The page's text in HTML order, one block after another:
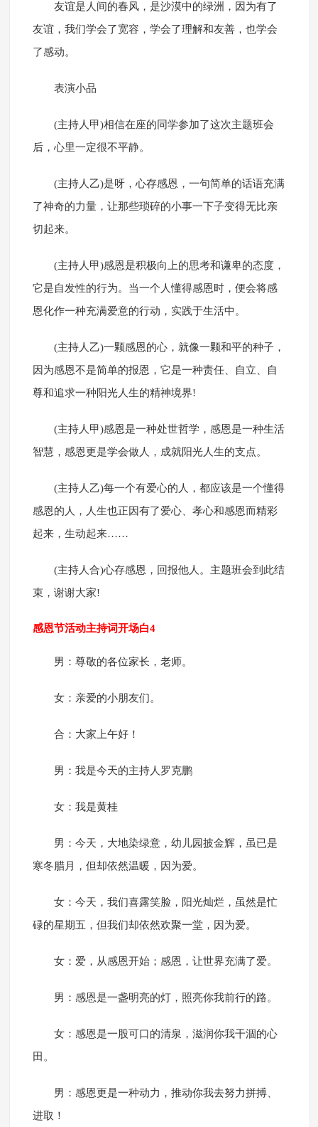
友谊是人间的春风，是沙漠中的绿洲，因为有了
友谊，我们学会了宽容，学会了理解和友善，也学会
了感动。
表演小品
(主持人甲)相信在座的同学参加了这次主题班会
后，心里一定很不平静。
(主持人乙)是呀，心存感恩，一句简单的话语充满
了神奇的力量，让那些琐碎的小事一下子变得无比亲
切起来。
(主持人甲)感恩是积极向上的思考和谦卑的态度，
它是自发性的行为。当一个人懂得感恩时，便会将感
恩化作一种充满爱意的行动，实践于生活中。
(主持人乙)一颗感恩的心，就像一颗和平的种子，
因为感恩不是简单的报恩，它是一种责任、自立、自
尊和追求一种阳光人生的精神境界!
(主持人甲)感恩是一种处世哲学，感恩是一种生活
智慧，感恩更是学会做人，成就阳光人生的支点。
(主持人乙)每一个有爱心的人，都应该是一个懂得
感恩的人，人生也正因有了爱心、孝心和感恩而精彩
起来，生动起来……
(主持人合)心存感恩，回报他人。主题班会到此结
束，谢谢大家!
感恩节活动主持词开场白4
男：尊敬的各位家长，老师。
女：亲爱的小朋友们。
合：大家上午好！
男：我是今天的主持人罗克鹏
女：我是黄桂
男：今天，大地染绿意，幼儿园披金辉，虽已是
寒冬腊月，但却依然温暖，因为爱。
女：今天，我们喜露笑脸，阳光灿烂，虽然是忙
碌的星期五，但我们却依然欢聚一堂，因为爱。
女：爱，从感恩开始；感恩，让世界充满了爱。
男：感恩是一盏明亮的灯，照亮你我前行的路。
女：感恩是一股可口的清泉，滋润你我干涸的心
田。
男：感恩更是一种动力，推动你我去努力拼搏、
进取！